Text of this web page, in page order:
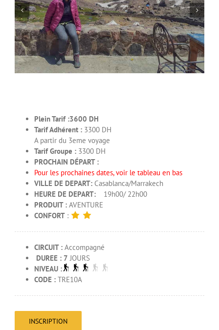
Plein Tarif :3600 DH
Tarif Adhérent : 3300 DH
A partir du 3eme voyage
Tarif Groupe : 3300 DH
PROCHAIN DÉPART :
Pour les prochaines dates, voir le tableau en bas
VILLE DE DEPART: Casablanca/Marrakech
HEURE DE DEPART: 19h00/ 22h00
PRODUIT : AVENTURE
CONFORT :
CIRCUIT : Accompagné
DUREE : 7 JOURS
NIVEAU :
CODE : TRE10A
INSCRIPTION